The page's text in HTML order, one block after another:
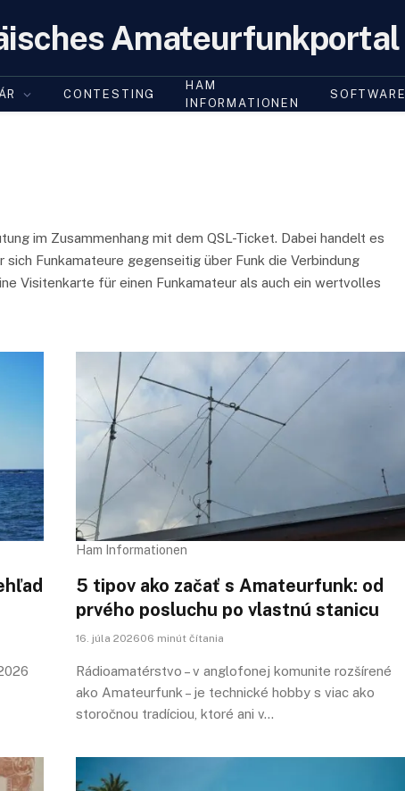
Amateurfunkportal
CONTESTING
HAM
INFORMATIONEN
SOFTWARE
im Zusammenhang mit dem QSL-Ticket. Dabei handelt es
Funkamateure gegenseitig über Funk die Verbindung
Visitenkarte für einen Funkamateur als auch ein wertvolles
Ham Informationen
5 tipov ako začať s Amateurfunk: od
prvého posluchu po vlastnú stanicu
16. júla 202606 minút čítania
Rádioamatérstvo – v anglofonej komunite rozšírené
ako Amateurfunk – je technické hobby s viac ako
storočnou tradíciou, ktoré ani v…